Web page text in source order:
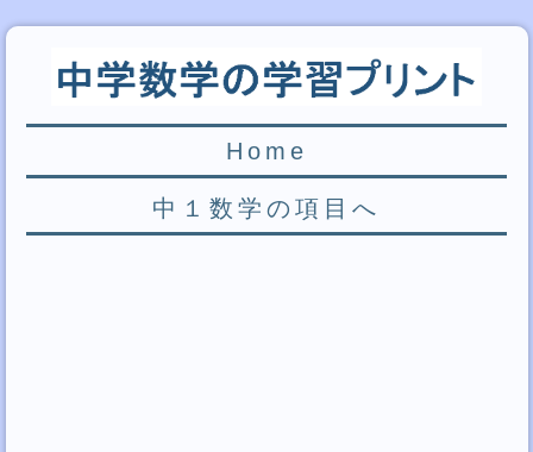
Home
中１数学の項目へ